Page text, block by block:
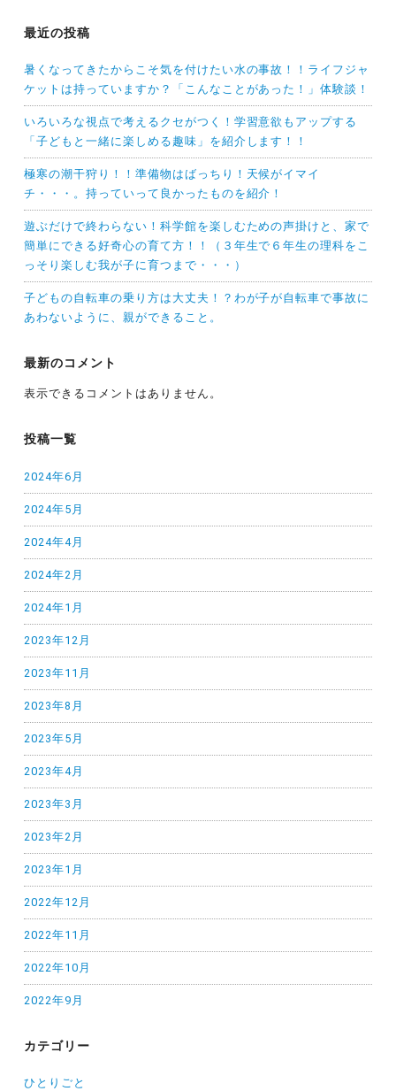
最近の投稿
暑くなってきたからこそ気を付けたい水の事故！！ライフジャ
ケットは持っていますか？「こんなことがあった！」体験談！
いろいろな視点で考えるクセがつく！学習意欲もアップする
「子どもと一緒に楽しめる趣味」を紹介します！！
極寒の潮干狩り！！準備物はばっちり！天候がイマイ
チ・・・。持っていって良かったものを紹介！
遊ぶだけで終わらない！科学館を楽しむための声掛けと、家で
簡単にできる好奇心の育て方！！（３年生で６年生の理科をこ
っそり楽しむ我が子に育つまで・・・）
子どもの自転車の乗り方は大丈夫！？わが子が自転車で事故に
あわないように、親ができること。
最新のコメント
表示できるコメントはありません。
投稿一覧
2024年6月
2024年5月
2024年4月
2024年2月
2024年1月
2023年12月
2023年11月
2023年8月
2023年5月
2023年4月
2023年3月
2023年2月
2023年1月
2022年12月
2022年11月
2022年10月
2022年9月
カテゴリー
ひとりごと